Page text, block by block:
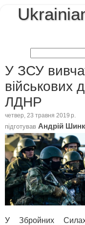
У ЗСУ
військових
ЛДНР
четвер, 23 травня 2019 р.
підготував Андрій
У Збройних